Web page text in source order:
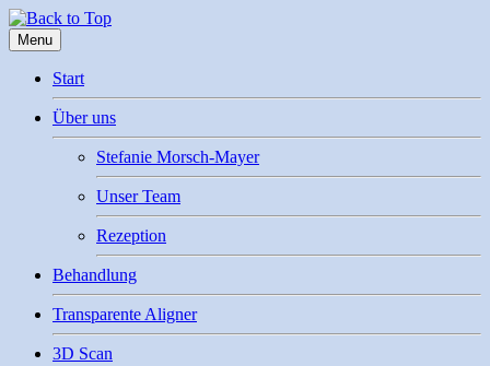
Menu
Start
Über uns
Stefanie Morsch-Mayer
Unser Team
Rezeption
Behandlung
Transparente Aligner
3D Scan